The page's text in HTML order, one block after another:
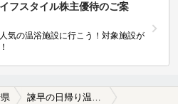
イフスタイル株主優待のご案
気の温浴施設に行こう！対象施設が
諫早の日帰り温泉、スーパー銭湯おすすめ